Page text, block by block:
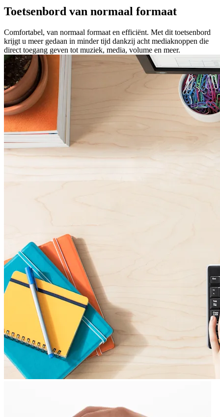
Toetsenbord van normaal formaat
Comfortabel, van normaal formaat en efficiënt. Met dit toetsenbord
krijgt u meer gedaan in minder tijd dankzij acht mediaknoppen die
direct toegang geven tot muziek, media, volume en meer.